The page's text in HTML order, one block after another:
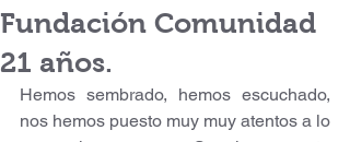
Fundación Comunidad
21 años.
Hemos sembrado, hemos escuchado,
nos hemos puesto muy muy atentos a lo